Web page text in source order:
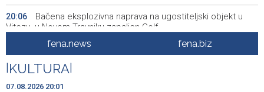
20:06
Bačena eksplozivna naprava na ugostiteljski objekt u
Vitezu, u Novom Travniku zapaljen Golf
Galerija ULUPUBiH otvara novu izlagačku sezonu,
predstavlja novi izlagački program
19:44 Faris Dževahirić novi nogometaš Veleža
fena.news fena.biz
KULTURA
07.08.2026 20:01